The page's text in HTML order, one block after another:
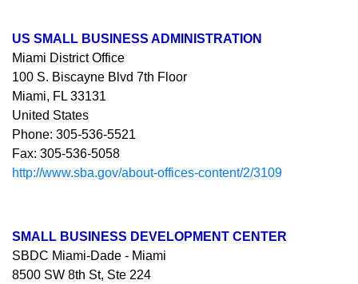
US SMALL BUSINESS ADMINISTRATION
Miami District Office
100 S. Biscayne Blvd 7th Floor
Miami, FL 33131
United States
Phone: 305-536-5521
Fax: 305-536-5058
http://www.sba.gov/about-offices-content/2/3109
SMALL BUSINESS DEVELOPMENT CENTER
SBDC Miami-Dade - Miami
8500 SW 8th St, Ste 224